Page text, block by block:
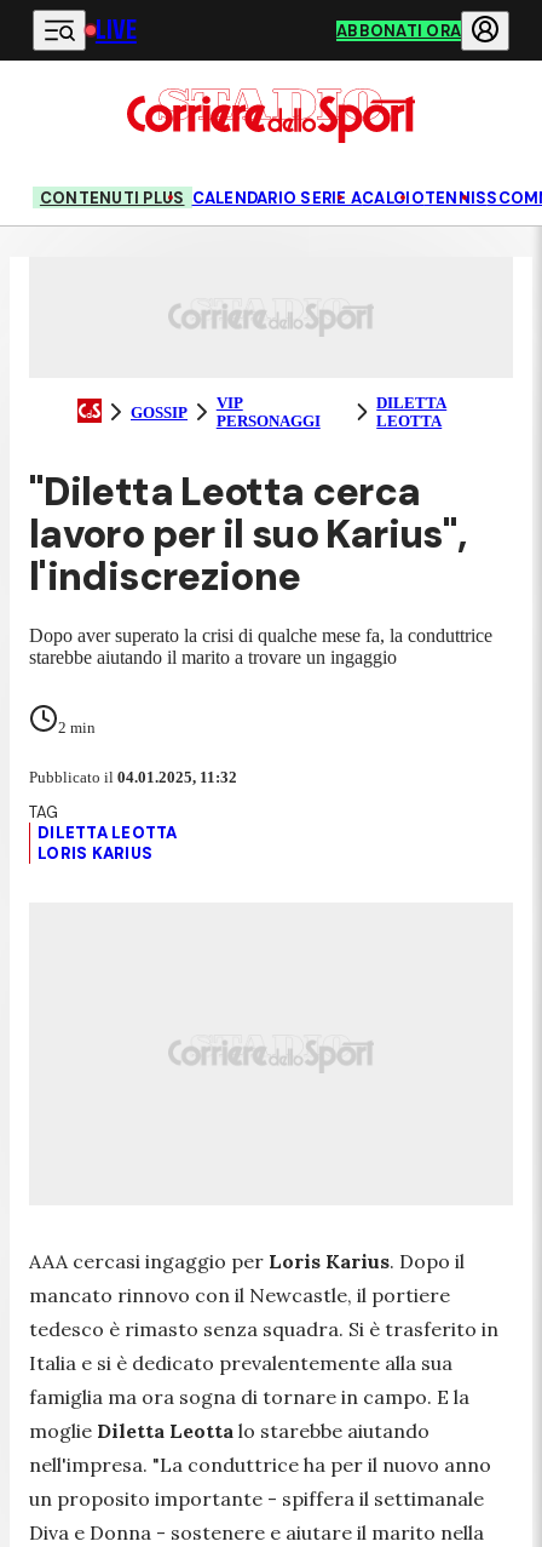
Vai al contenuto principale
LIVE ABBONATI ORA
CONTENUTI PLUS CALENDARIO SERIE ACALCIOTENNIS
GOSSIP
VIP
PERSONAGGI
DILETTA
LEOTTA
"Diletta Leotta cerca
lavoro per il suo Karius",
l'indiscrezione
Dopo aver superato la crisi di qualche mese fa, la conduttrice
starebbe aiutando il marito a trovare un ingaggio
2 min
Pubblicato il 04.01.2025, 11:32
DILETTA LEOTTA
LORIS KARIUS
AAA cercasi ingaggio per Loris Karius. Dopo il
mancato rinnovo con il Newcastle, il portiere
tedesco è rimasto senza squadra. Si è trasferito in
Italia e si è dedicato prevalentemente alla sua
famiglia ma ora sogna di tornare in campo. E la
moglie Diletta Leotta lo starebbe aiutando
nell'impresa. "La conduttrice ha per il nuovo anno
un proposito importante - spiffera il settimanale
Diva e Donna - sostenere e aiutare il marito nella